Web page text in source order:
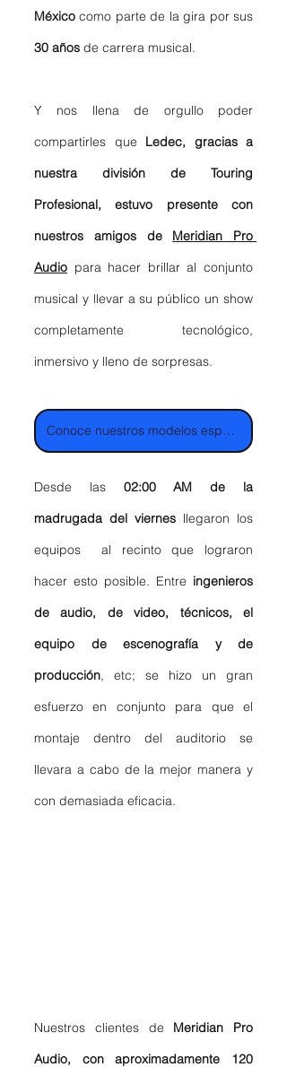
México
30 años de carrera musical.
Y nos llena de orgullo poder
compartirles que Ledec, gracias a
nuestra división de Touring
Profesional, estuvo presente con
nuestros amigos de Meridian Pro
Audio para hacer brillar al conjunto
musical y llevar a su público un show
completamente tecnológico,
inmersivo y lleno de sorpresas.
Conoce nuestros modelos especiales para Touring
Desde las 02:00 AM de la
madrugada del viernes llegaron los
equipos  al recinto que lograron
hacer esto posible. Entre ingenieros
de audio, de video, técnicos, el
equipo de escenografía y de
producción, etc; se hizo un gran
esfuerzo en conjunto para que el
montaje dentro del auditorio se
llevara a cabo de la mejor manera y
con demasiada eficacia.
Nuestros clientes de Meridian Pro
Audio, con aproximadamente 120